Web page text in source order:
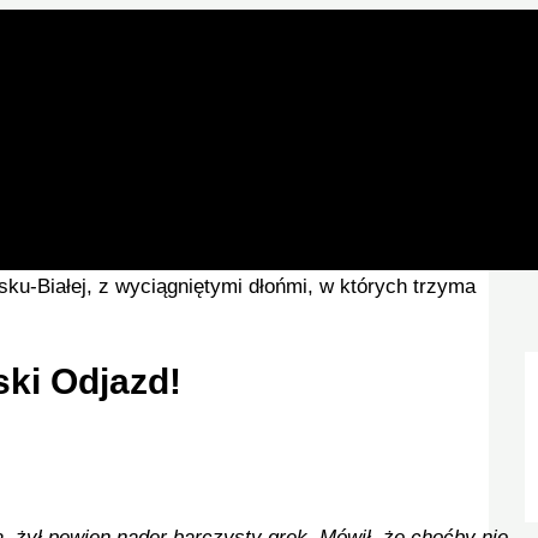
Odjazd!